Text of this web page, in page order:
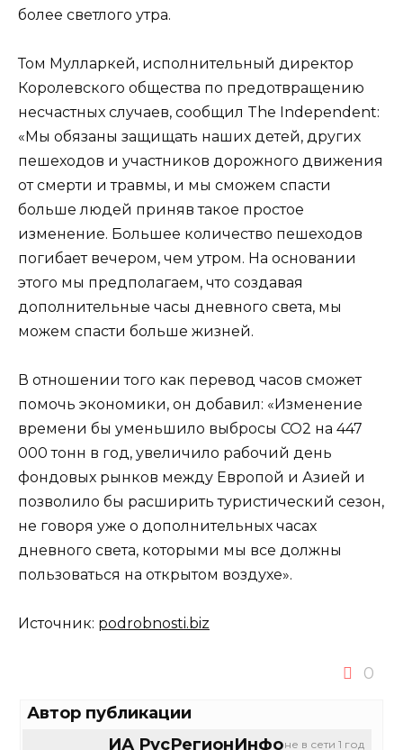
более светлого утра.
Том Мулларкей, исполнительный директор
Королевского общества по предотвращению
несчастных случаев, сообщил The Independent:
«Мы обязаны защищать наших детей, других
пешеходов и участников дорожного движения
от смерти и травмы, и мы сможем спасти
больше людей приняв такое простое
изменение. Большее количество пешеходов
погибает вечером, чем утром. На основании
этого мы предполагаем, что создавая
дополнительные часы дневного света, мы
можем спасти больше жизней.
В отношении того как перевод часов сможет
помочь экономики, он добавил: «Изменение
времени бы уменьшило выбросы СО2 на 447
000 тонн в год, увеличило рабочий день
фондовых рынков между Европой и Азией и
позволило бы расширить туристический сезон,
не говоря уже о дополнительных часах
дневного света, которыми мы все должны
пользоваться на открытом воздухе».
Источник: podrobnosti.biz
0
Автор публикации
не в сети 1 год
ИА РусРегионИнфо